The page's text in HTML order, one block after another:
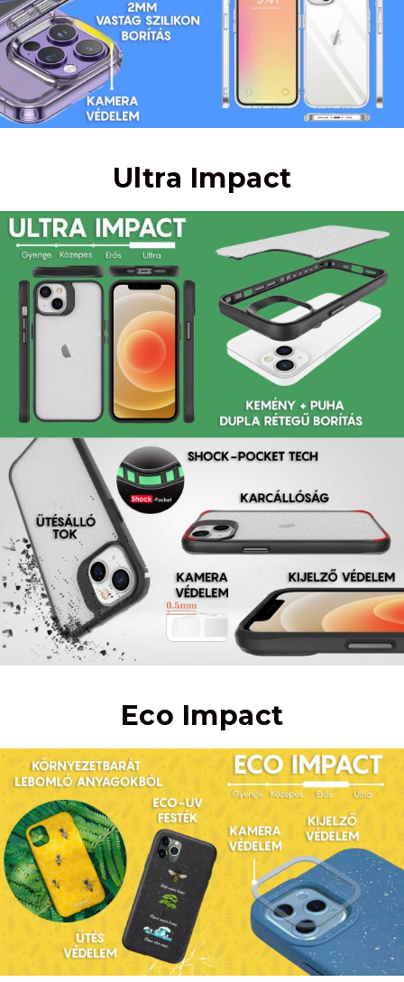
Ultra Impact
Eco Impact